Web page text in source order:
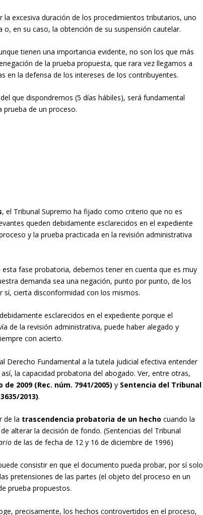
la excesiva duración de los procedimientos tributarios, uno
en su caso, la obtención de su suspensión cautelar.
tienen una importancia evidente, no son los que más
de la prueba propuesta, que rara vez llegamos a
en la defensa de los intereses de los contribuyentes.
que dispondremos (5 días hábiles), será fundamental
de un proceso.
, el Tribunal Supremo ha fijado como criterio que no es
queden debidamente esclarecidos en el expediente
y la prueba practicada en la revisión administrativa
fase probatoria, debemos tener en cuenta que es muy
demanda sea una negación, punto por punto, de los
sí, cierta disconformidad con los mismos.
esclarecidos en el expediente porque el
de la revisión administrativa, puede haber alegado y
con acierto.
Derecho Fundamental a la tutela judicial efectiva entender
la capacidad probatoria del abogado. Ver, entre otras,
2009 (Rec. núm. 7941/2005) y Sentencia del Tribunal
2013).
de la trascendencia probatoria de un hecho cuando la
alterar la decisión de fondo. (Sentencias del Tribunal
de las de fecha de 12 y 16 de diciembre de 1996)
consistir en que el documento pueda probar, por sí solo
pretensiones de las partes (el objeto del proceso en un
prueba propuestos.
precisamente, los hechos controvertidos en el proceso,